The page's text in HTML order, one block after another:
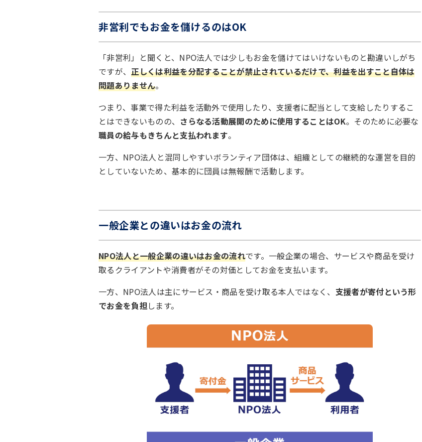
非営利でもお金を儲けるのはOK
「非営利」と聞くと、NPO法人では少しもお金を儲けてはいけないものと勘違いしがち
ですが、正しくは利益を分配することが禁止されているだけで、利益を出すこと自体は
問題ありません。
つまり、事業で得た利益を活動外で使用したり、支援者に配当として支給したりするこ
とはできないものの、 さらなる活動展開のために使用することはOK。そのために必要な
職員の給与もきちんと支払われます。
一方、NPO法人と混同しやすいボランティア団体は、組織としての継続的な運営を目的
としていないため、基本的に団員は無報酬で活動します。
一般企業との違いはお金の流れ
NPO法人と一般企業の違いはお金の流れです。一般企業の場合、サービスや商品を受け
取るクライアントや消費者がその対価としてお金を支払います。
一方、NPO法人は主にサービス・商品を受け取る本人ではなく、 支援者が寄付という形
でお金を負担します。